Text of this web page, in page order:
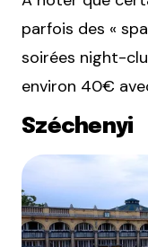
parfois des «
soirées night-
environ 40€
Széchenyi